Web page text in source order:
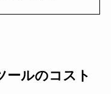
ールのコスト